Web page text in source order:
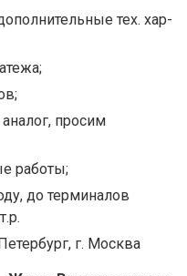
тех. хар-
просим
работы;
до терминалов
г. Москва